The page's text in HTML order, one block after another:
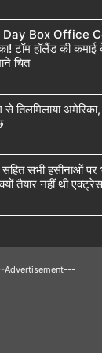
Day Box Office
टॉम हॉलैंड की
चित
तिलमिलाया
सभी हसीनाओं पर
तैयार नहीं थी एक्ट्रेस
Advertisement---